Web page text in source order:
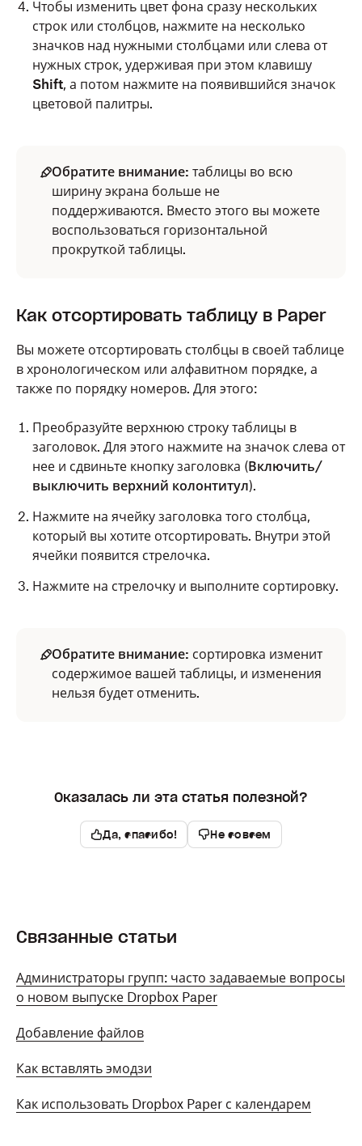
Чтобы изменить цвет фона сразу нескольких
строк или столбцов, нажмите на несколько
значков над нужными столбцами или слева от
нужных строк, удерживая при этом клавишу
Shift, а потом нажмите на появившийся значок
цветовой палитры.
Обратите внимание: таблицы во всю
ширину экрана больше не
поддерживаются. Вместо этого вы можете
воспользоваться горизонтальной
прокруткой таблицы.
Как отсортировать таблицу в Paper
Вы можете отсортировать столбцы в своей таблице
в хронологическом или алфавитном порядке, а
также по порядку номеров. Для этого:
Преобразуйте верхнюю строку таблицы в
заголовок. Для этого нажмите на значок слева от
нее и сдвиньте кнопку заголовка (Включить/
выключить верхний колонтитул).
Нажмите на ячейку заголовка того столбца,
который вы хотите отсортировать. Внутри этой
ячейки появится стрелочка.
Нажмите на стрелочку и выполните сортировку.
Обратите внимание: сортировка изменит
содержимое вашей таблицы, и изменения
нельзя будет отменить.
Оказалась ли эта статья полезной?
Да, спасибо! Не совсем
Связанные статьи
Администраторы групп: часто задаваемые вопросы
о новом выпуске Dropbox Paper
Добавление файлов
Как вставлять эмодзи
Как использовать Dropbox Paper с календарем